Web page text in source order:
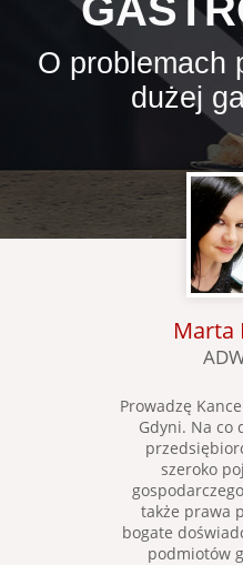
O problemach
dużej
Marta
Prowadzę
Gdyni. Na co
szeroko
także prawa
bogate
podmiotów